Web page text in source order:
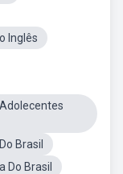
Inglês
Brasil
Do Brasil